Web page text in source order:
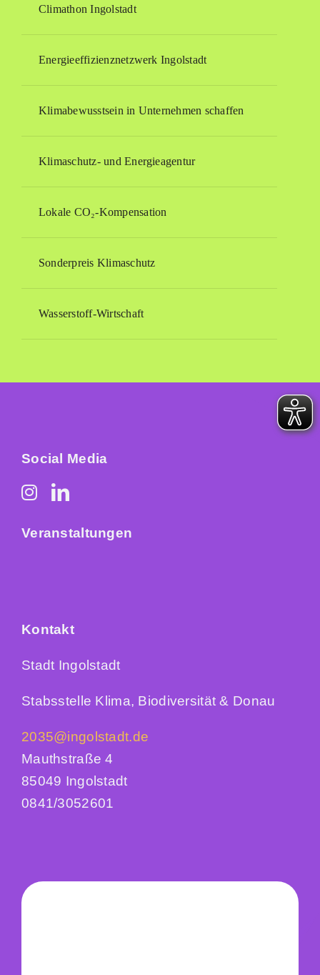
Climathon Ingolstadt
Energieeffizienznetzwerk Ingolstadt
Klimabewusstsein in Unternehmen schaffen
Klimaschutz- und Energieagentur
Lokale CO₂-Kompensation
Sonderpreis Klimaschutz
Wasserstoff-Wirtschaft
Social Media
Veranstaltungen
Kontakt
Stadt Ingolstadt
Stabsstelle Klima, Biodiversität & Donau
2035@ingolstadt.de
Mauthstraße 4
85049 Ingolstadt
0841/3052601